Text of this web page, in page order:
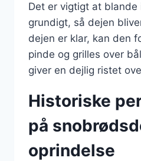
Det er vigtigt at blande
grundigt, så dejen
dejen er klar, kan den
pinde og grilles over
giver en dejlig ristet
Historiske
på
oprindelse